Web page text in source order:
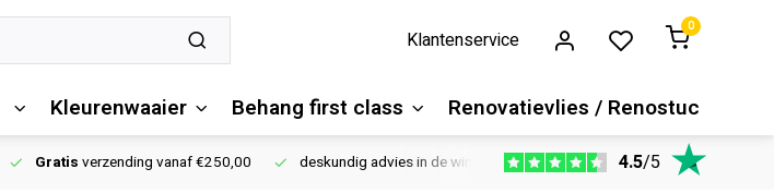
Klantenservice
0
Kleurenwaaier Behang first class Renovatievlies / Renostuc
Gratis verzending vanaf €250,00 deskundig advies in de winkel Vloeren website 1100m2
4.5/5